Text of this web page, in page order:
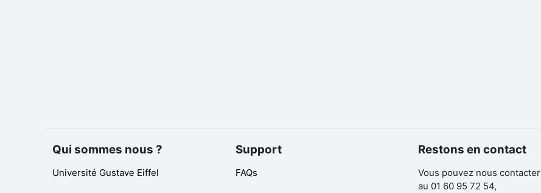
Qui sommes nous ?
Université Gustave Eiffel
Support
FAQs
Restons en contact
Vous pouvez nous contacter
au 01 60 95 72 54,